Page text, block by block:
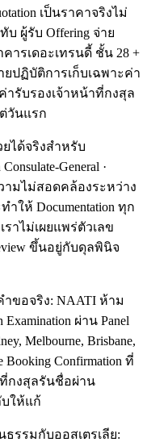
เป็นราคาจริงไม่
ทับ ผู้รับ Offering จ่าย
คารเดอะเทรนดี้ ชั้น 28 +
ยปฏิบัติการเก็บเฉพาะค่า
ารับรองเจ้าหน้าที่กงสุล
วันแรก
ยได้จริงสำหรับ
General ·
ามไม่สอดคล้องระหว่าง
ให้ Documentation ทุก
ราไม่เผยแพร่ตัวเลข
ขึ้นอยู่กับดุลพินิจ
ำขอจริง: NAATI ห้าม
ผ่าน Panel
Melbourne, Brisbane,
Booking Confirmation ที่
กงสุลรันชื่อผ่าน
บให้แก้
รรมกับออสเตรเลีย: